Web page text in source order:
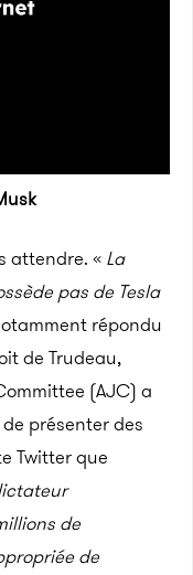
attendre. « La
pas de Tesla
répondu
de Trudeau,
(AJC) a
présenter des
Twitter que
de
de